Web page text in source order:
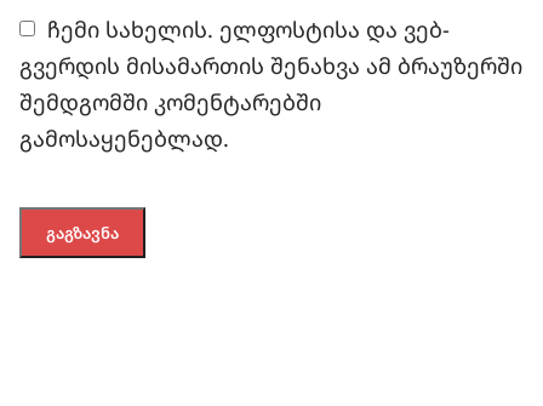
ჩემი სახელის. ელფოსტისა და ვებ-
გვერდის მისამართის შენახვა ამ ბრაუზერში
შემდგომში კომენტარებში
გამოსაყენებლად.